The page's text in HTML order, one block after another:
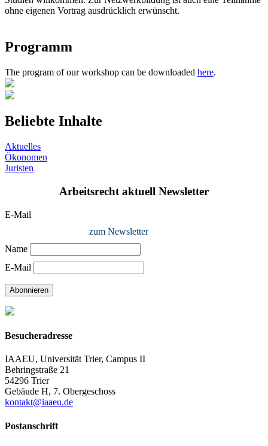
ohne eigenen Vortrag ausdrücklich erwünscht.
Programm
The program of our workshop can be downloaded here.
Beliebte Inhalte
Aktuelles
Ökonomen
Juristen
Arbeitsrecht aktuell Newsletter
E-Mail
zum Newsletter
Name
E-Mail
Abonnieren
Besucheradresse
IAAEU, Universität Trier, Campus II
Behringstraße 21
54296 Trier
Gebäude H, 7. Obergeschoss
kontakt@iaaeu.de
Postanschrift